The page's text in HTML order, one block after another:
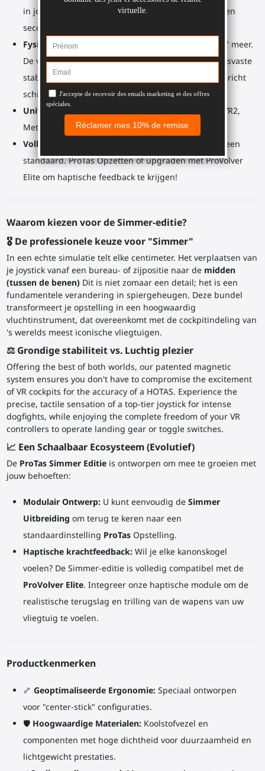
in jouw virtuele cockpit en keer in een fractie van een
seconde terug naar de vluchtbesturing.
Fysieke grondreferentie:
Geen "zwevende handen" meer.
De vaste mechanische draaipunt zorgt voor een rotsvaste
stabiliteit voor nauwkeurige manoeuvres en doelgericht
schieten op lange afstand.
Universele VR-compatibiliteit:
Ontworpen voor PSVR2,
Meta Quest en PCVR-controllers met
Volledig modulair & evolutief:
Schakel terug naar een
standaard. ProTas Opzetten of upgraden met ProVolver
Elite om haptische feedback te krijgen!
Waarom kiezen voor de Simmer-editie?
🎖️ De professionele keuze voor "Simmer"
In een echte simulatie telt elke centimeter. Het verplaatsen van
je joystick vanaf een bureau- of zijpositie naar de midden
(tussen de benen)Dit is niet zomaar een detail; het is een
fundamentele verandering in spiergeheugen. Deze bundel
transformeert je opstelling in een hoogwaardig
vluchtinstrument, dat overeenkomt met de cockpitindeling van
's werelds meest iconische vliegtuigen.
⚖️ Grondige stabiliteit vs. Luchtig plezier
Offering the best of both worlds, our patented magnetic
system ensures you don't have to compromise the excitement
of VR cockpits for the accuracy of a HOTAS. Experience the
precise, tactile sensation of a top-tier joystick for intense
dogfights, while enjoying the complete freedom of your VR
controllers to operate landing gear or toggle switches.
📈 Een Schaalbaar Ecosysteem (Evolutief)
De ProTas Simmer Editieis ontworpen om mee te groeien met
jouw behoeften:
Modulair Ontwerp:U kunt eenvoudig de Simmer
Uitbreiding om terug te keren naar een
standaardinstelling ProTasOpstelling.
Haptische krachtfeedback:Wil je elke kanonskogel
voelen? De Simmer-editie is volledig compatibel met de
ProVolver Elite. Integreer onze haptische module om de
realistische terugslag en trilling van de wapens van uw
vliegtuig te voelen.
Productkenmerken
🦴 Geoptimaliseerde Ergonomie:Speciaal ontworpen
voor "center-stick" configuraties.
🛡️ Hoogwaardige Materialen:Koolstofvezel en
componenten met hoge dichtheid voor duurzaamheid en
lichtgewicht prestaties.